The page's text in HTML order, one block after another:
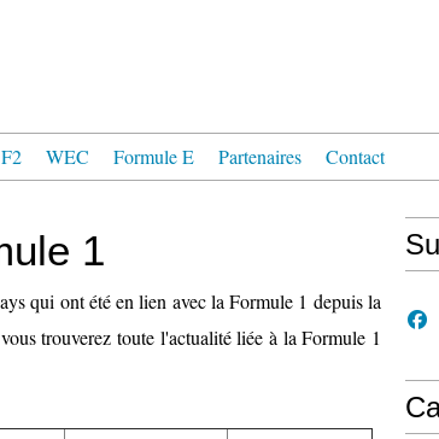
F2 WEC Formule E Partenaires Contact
1
qui ont été en lien avec la Formule 1 depuis la
trouverez toute l'actualité liée à la Formule 1